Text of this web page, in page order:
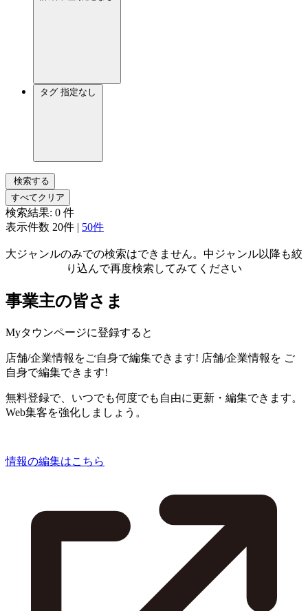
タグ 指定なし
検索する
すべてクリア
検索結果: 0 件
表示件数 20件 | 50件
大ジャンルのみでの検索はできません。中ジャンル以降も絞
り込んで再度検索してみてください
事業主の皆さま
Myタウンページに登録すると
店舗/企業情報をご自身で編集できます! 店舗/企業情報を ご
自身で編集できます!
無料登録で、いつでも何度でも自由に更新・編集できます。
Web集客を強化しましょう。
情報の編集はこちら